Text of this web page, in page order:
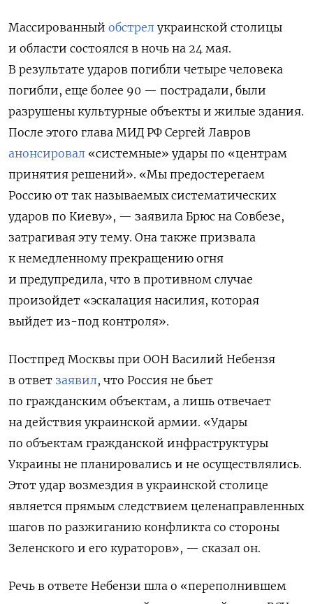
Массированный обстрел украинской столицы
и области состоялся в ночь на 24 мая.
В результате ударов погибли четыре человека
погибли, еще более 90 — пострадали, были
разрушены культурные объекты и жилые здания.
После этого глава МИД РФ Сергей Лавров
анонсировал «системные» удары по «центрам
принятия решений». «Мы предостерегаем
Россию от так называемых систематических
ударов по Киеву», — заявила Брюс на Совбезе,
затрагивая эту тему. Она также призвала
к немедленному прекращению огня
и предупредила, что в противном случае
произойдет «эскалация насилия, которая
выйдет из-под контроля».
Постпред Москвы при ООН Василий Небензя
в ответ заявил, что Россия не бьет
по гражданским объектам, а лишь отвечает
на действия украинской армии. «Удары
по объектам гражданской инфраструктуры
Украины не планировались и не осуществлялись.
Этот удар возмездия в украинской столице
является прямым следствием целенаправленных
шагов по разжиганию конфликта со стороны
Зеленского и его кураторов», — сказал он.
Речь в ответе Небензи шла о «переполнившем